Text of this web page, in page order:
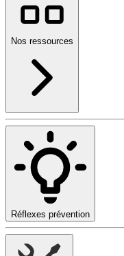
Nos ressources
Réflexes prévention